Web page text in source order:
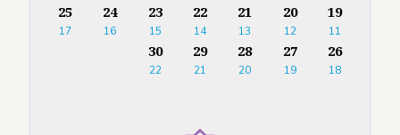
19
11
20
12
21
13
22
14
23
15
24
16
25
17
26
18
27
19
28
20
29
21
30
22